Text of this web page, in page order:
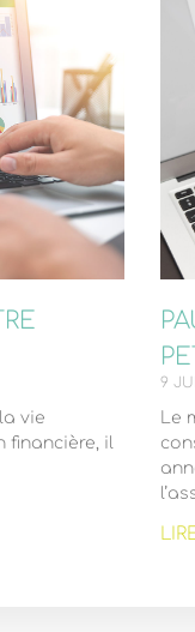
vie
financière, il
9
Le